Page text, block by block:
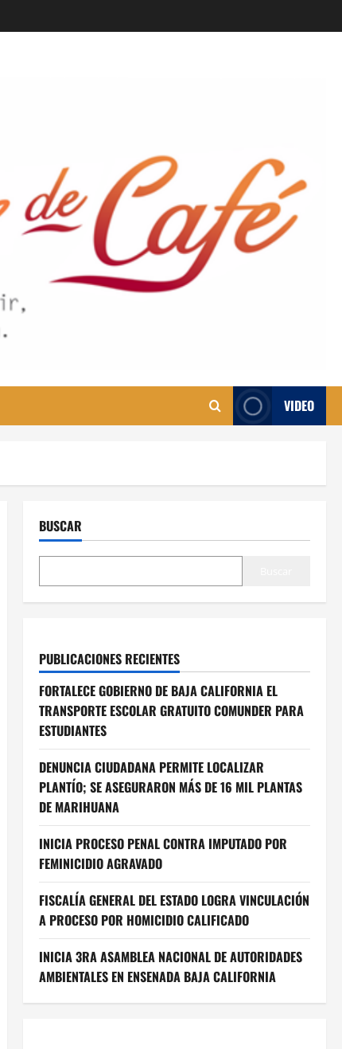
VIDEO
BUSCAR
PUBLICACIONES RECIENTES
FORTALECE GOBIERNO DE BAJA CALIFORNIA EL
TRANSPORTE ESCOLAR GRATUITO COMUNDER PARA
ESTUDIANTES
DENUNCIA CIUDADANA PERMITE LOCALIZAR
PLANTÍO; SE ASEGURARON MÁS DE 16 MIL PLANTAS
DE MARIHUANA
INICIA PROCESO PENAL CONTRA IMPUTADO POR
FEMINICIDIO AGRAVADO
FISCALÍA GENERAL DEL ESTADO LOGRA VINCULACIÓN
A PROCESO POR HOMICIDIO CALIFICADO
INICIA 3RA ASAMBLEA NACIONAL DE AUTORIDADES
AMBIENTALES EN ENSENADA BAJA CALIFORNIA